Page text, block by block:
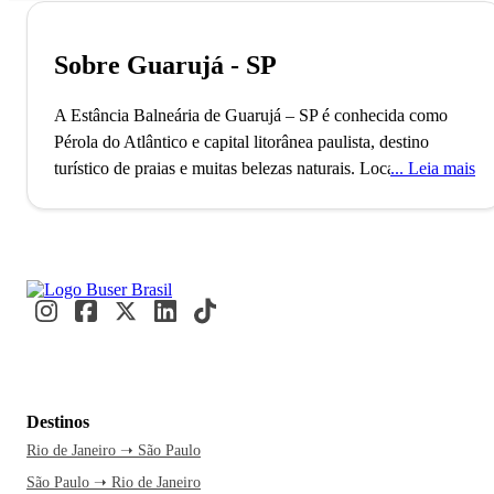
Sobre Guarujá - SP
A Estância Balneária de Guarujá – SP é conhecida como
Pérola do Atlântico e capital litorânea paulista, destino
turístico de praias e muitas belezas naturais. Localizada no
que a região teria sido visitada por exploradores portugueses
em 1502. Guarujá está entre os 15 municípios que
Guarujá é formado por 27 praias e é conhecido como a
Pérola do Atlântico. A cidade proporciona paisagens
incríveis e tudo o que a gente espera de uma região litorânea
Leia mais
Destinos
Rio de Janeiro ➝ São Paulo
São Paulo ➝ Rio de Janeiro